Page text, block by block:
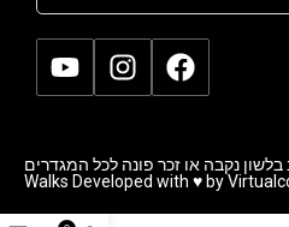
נקבה או זכר פונה לכל המגדרים
Walks Developed with ♥ by